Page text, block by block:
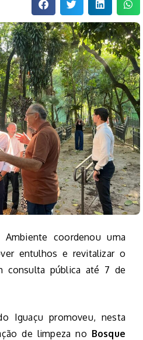
coordenou uma
entulhos e revitalizar o
consulta pública até 7 de
Iguaçu promoveu, nesta
de limpeza no Bosque